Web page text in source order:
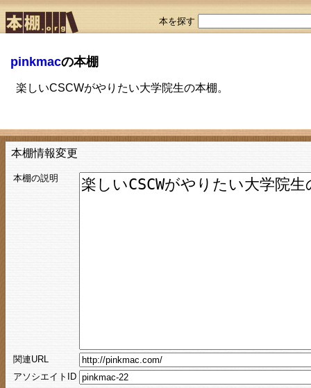
本を探す
pinkmacの本棚
楽しいCSCWがやりたい大学院生の本棚。
本棚情報変更
本棚の説明
関連URL
アソシエイトID